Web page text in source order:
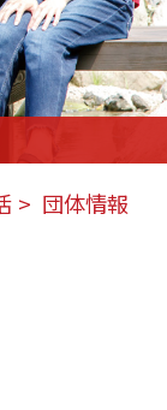
団体情報